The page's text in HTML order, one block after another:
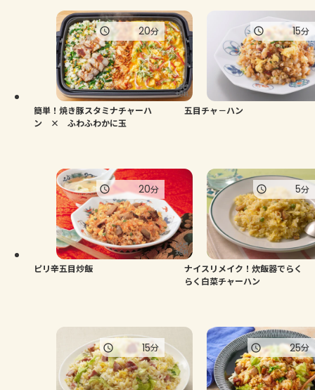
簡単！焼き豚スタミナチャーハ
ン × ふわふわかに玉
20分
五目チャ－ハン
15分
ピリ辛五目炒飯
20分
ナイスリメイク！炊飯器でらく
らく白菜チャーハン
5分
15分 25分